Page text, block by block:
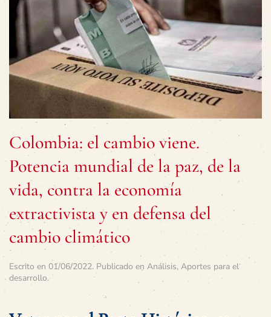
Colombia: el cambio viene.
Potencia mundial de la paz, de la
vida, contra la economía
extractivista y en defensa del
cambio climático
Escrito en 01/06/2022. Publicado en Análisis, Aportes para el
desarrollo.